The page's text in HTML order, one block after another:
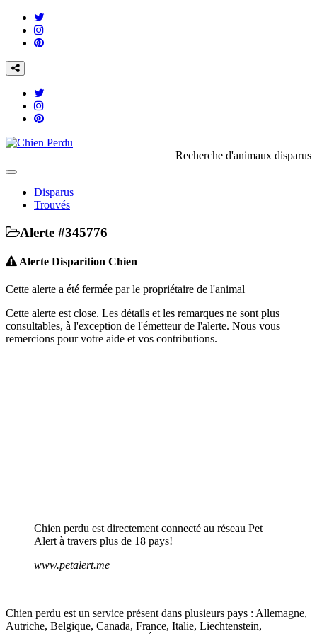
Recherche d'animaux disparus
Toggle
navigationDisparus
Trouvés
Alerte #345776
Alerte Disparition Chien
Cette alerte a été fermée par le propriétaire de l'animal
Cette alerte est close. Les détails et les remarques ne sont plus
consultables, à l'exception de l'émetteur de l'alerte. Nous vous
remercions pour votre aide et vos contributions.
Chien perdu est directement connecté au réseau Pet
Alert à travers plus de 18 pays!
www.petalert.me
Chien perdu est un service présent dans plusieurs pays : Allemagne,
Autriche, Belgique, Canada, France, Italie, Liechtenstein,